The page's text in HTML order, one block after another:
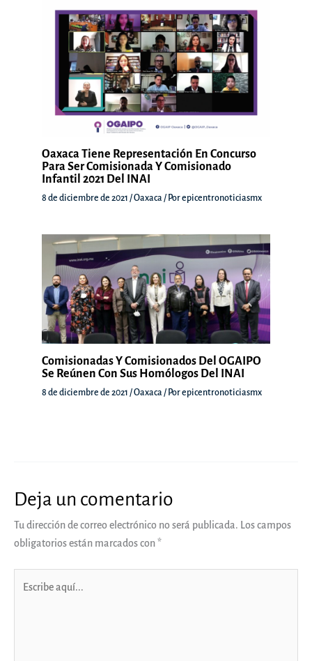
Oaxaca Tiene Representación En Concurso
Para Ser Comisionada Y Comisionado
Infantil 2021 Del INAI
8 de diciembre de 2021 /Oaxaca / Porepicentronoticiasmx
Comisionadas Y Comisionados Del OGAIPO
Se Reúnen Con Sus Homólogos Del INAI
8 de diciembre de 2021 /Oaxaca / Porepicentronoticiasmx
Deja un comentario
Tu dirección de correo electrónico no será publicada. Los campos
obligatorios están marcados con*